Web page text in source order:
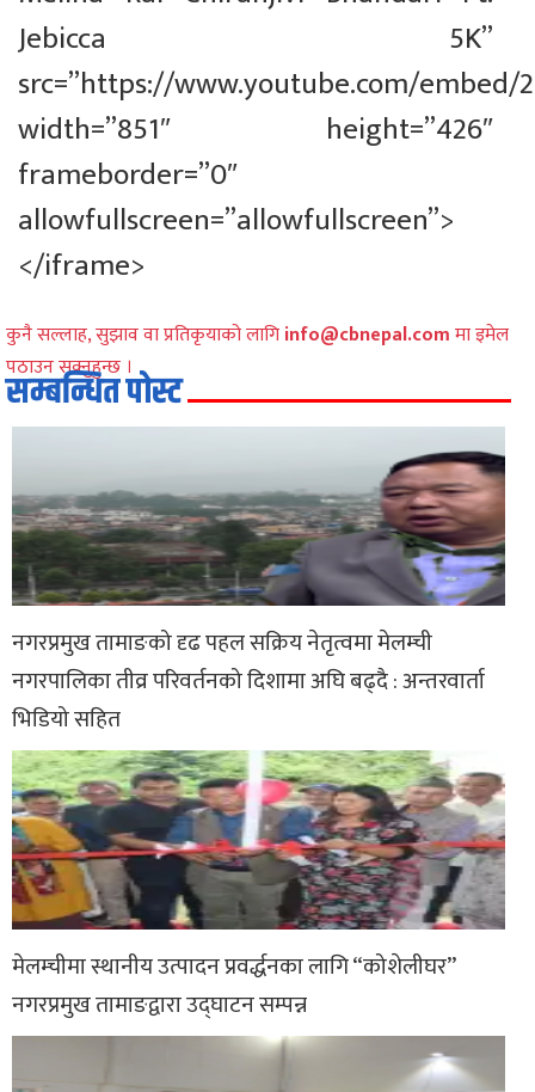
Jebicca 5K”
src=”https://www.youtube.com/embed/
width=”851″ height=”426″
frameborder=”0″
allowfullscreen=”allowfullscreen”>
</iframe>
कुनै सल्लाह, सुझाव वा प्रतिकृयाको लागिinfo@cbnepal.comमा इमेल
पठाउन सक्नुहुन्छ ।
सम्बन्धित पोस्ट
नगरप्रमुख तामाङको दृढ पहल सक्रिय नेतृत्वमा मेलम्ची
नगरपालिका तीव्र परिवर्तनको दिशामा अघि बढ्दै : अन्तरवार्ता
भिडियो सहित
मेलम्चीमा स्थानीय उत्पादन प्रवर्द्धनका लागि “कोशेलीघर”
नगरप्रमुख तामाङद्वारा उद्घाटन सम्पन्न